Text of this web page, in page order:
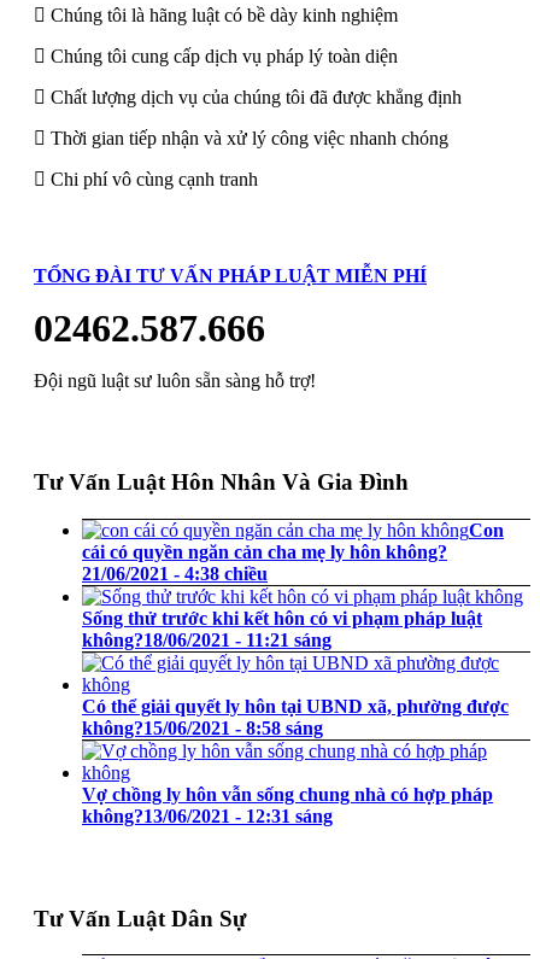
Chúng tôi là hãng luật có bề dày kinh nghiệm
Chúng tôi cung cấp dịch vụ pháp lý toàn diện
Chất lượng dịch vụ của chúng tôi đã được khẳng định
Thời gian tiếp nhận và xử lý công việc nhanh chóng
Chi phí vô cùng cạnh tranh
TỔNG ĐÀI TƯ VẤN PHÁP LUẬT MIỄN PHÍ
02462.587.666
Đội ngũ luật sư luôn sẵn sàng hỗ trợ!
Tư Vấn Luật Hôn Nhân Và Gia Đình
Con
cái có quyền ngăn cản cha mẹ ly hôn không?
21/06/2021 - 4:38 chiều
Sống thử trước khi kết hôn có vi phạm pháp luật
không?18/06/2021 - 11:21 sáng
Có thể giải quyết ly hôn tại UBND xã, phường được
không?15/06/2021 - 8:58 sáng
Vợ chồng ly hôn vẫn sống chung nhà có hợp pháp
không?13/06/2021 - 12:31 sáng
Tư Vấn Luật Dân Sự